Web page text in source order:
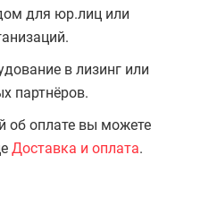
для юр.лиц или
в лизинг или
партнёров.
об оплате вы можете
Доставка и оплата.